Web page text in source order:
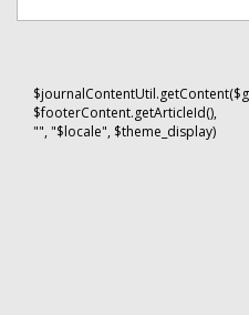
$footerContent.getArticleId(),
"", "$locale", $theme_display)